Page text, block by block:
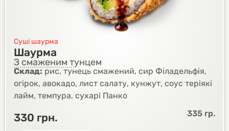
Суші шаурма
Шаурма
З смаженим тунцем
Склад:рис, тунець смажений, сир Філадельфія,
огірок, авокадо, лист салату, кунжут, соус теріякі
лайм, темпура, сухарі Панко
330 грн. 335 гр.